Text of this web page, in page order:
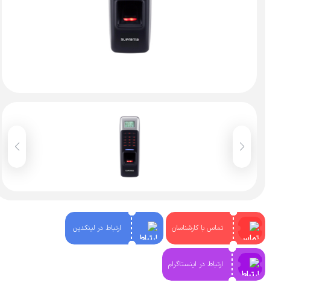
تماس با کارشناسان ارتباط در لینکدین
ارتباط در اینستاگرام